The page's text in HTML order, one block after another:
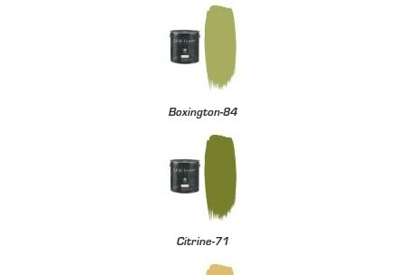
Boxington-84
Citrine-71